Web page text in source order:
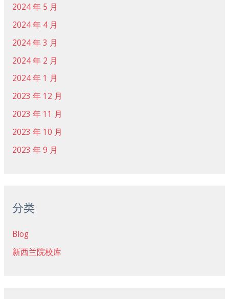
2024 年 5 月
2024 年 4 月
2024 年 3 月
2024 年 2 月
2024 年 1 月
2023 年 12 月
2023 年 11 月
2023 年 10 月
2023 年 9 月
分类
Blog
新西兰院校库